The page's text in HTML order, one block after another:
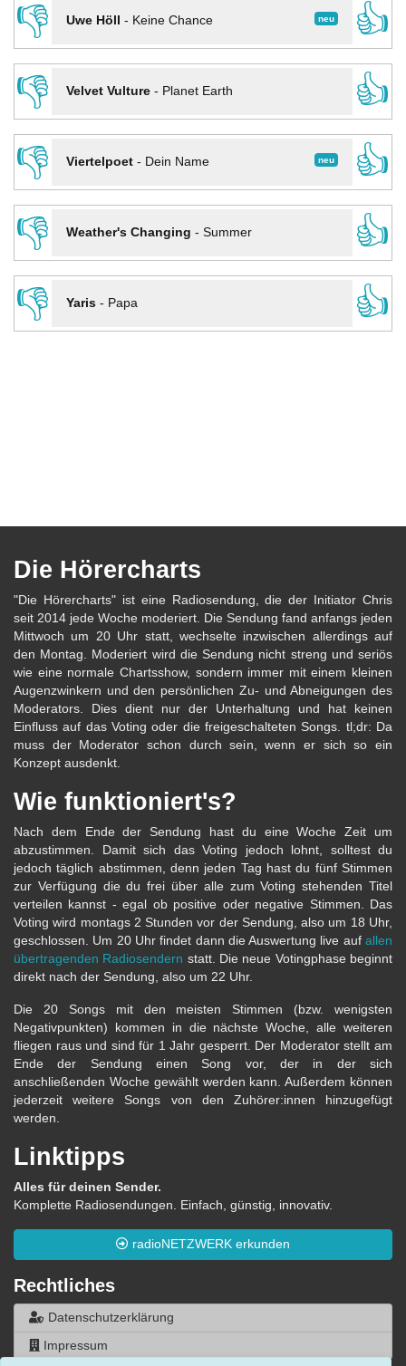
👎
neu
Uwe Höll - Keine Chance
👍
👎
Velvet Vulture- Planet Earth
👍
👎
neu
Viertelpoet- Dein Name
👍
👎
Weather's Changing - Summer
👍
👎
Yaris- Papa 👍
Die Hörercharts
"Die Hörercharts" ist eine Radiosendung, die der Initiator Chris
seit 2014 jede Woche moderiert. Die Sendung fand anfangs jeden
Mittwoch um 20 Uhr statt, wechselte inzwischen allerdings auf
den Montag. Moderiert wird die Sendung nicht streng und seriös
wie eine normale Chartsshow, sondern immer mit einem kleinen
Augenzwinkern und den persönlichen Zu- und Abneigungen des
Moderators. Dies dient nur der Unterhaltung und hat keinen
Einfluss auf das Voting oder die freigeschalteten Songs. tl;dr: Da
muss der Moderator schon durch sein, wenn er sich so ein
Konzept ausdenkt.
Wie funktioniert's?
Nach dem Ende der Sendung hast du eine Woche Zeit um
abzustimmen. Damit sich das Voting jedoch lohnt, solltest du
jedoch täglich abstimmen, denn jeden Tag hast du fünf Stimmen
zur Verfügung die du frei über alle zum Voting stehenden Titel
verteilen kannst - egal ob positive oder negative Stimmen. Das
Voting wird montags 2 Stunden vor der Sendung, also um 18 Uhr,
geschlossen. Um 20 Uhr findet dann die Auswertung live auf allen
übertragenden Radiosendern statt. Die neue Votingphase beginnt
direkt nach der Sendung, also um 22 Uhr.
Die 20 Songs mit den meisten Stimmen (bzw. wenigsten
Negativpunkten) kommen in die nächste Woche, alle weiteren
fliegen raus und sind für 1 Jahr gesperrt. Der Moderator stellt am
Ende der Sendung einen Song vor, der in der sich
anschließenden Woche gewählt werden kann. Außerdem können
jederzeit weitere Songs von den Zuhörer:innen hinzugefügt
werden.
Linktipps
Alles für deinen Sender.
Komplette Radiosendungen. Einfach, günstig, innovativ.
radioNETZWERK erkunden
Rechtliches
Datenschutzerklärung
Impressum